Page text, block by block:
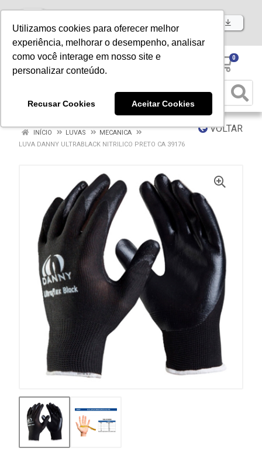
Utilizamos cookies para oferecer melhor
experiência, melhorar o desempenho, analisar
como você interage em nosso site e
personalizar conteúdo.
Recusar Cookies Aceitar Cookies
Baixe já nosso APP
0
VOLTAR
INÍCIO LUVAS
MECANICA
LUVA DANNY ULTRABLACK NITRILICO PRETO CA 39176